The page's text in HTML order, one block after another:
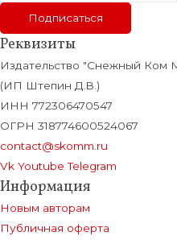
Реквизиты
Издательство "Снежный Ком
(ИП Штепин Д.В.)
ИНН 772306470547
ОГРН 318774600524067
contact@skomm.ru
Vk Youtube Telegram
Информация
Новым авторам
Публичная оферта